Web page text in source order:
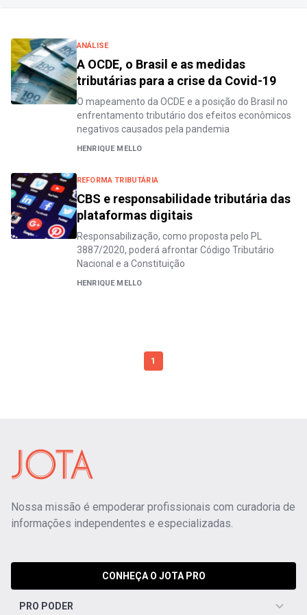
ANÁLISE
A OCDE, o Brasil e as medidas
tributárias para a crise da Covid-19
O mapeamento da OCDE e a posição do Brasil no
enfrentamento tributário dos efeitos econômicos
negativos causados pela pandemia
HENRIQUE MELLO
REFORMA TRIBUTÁRIA
CBS e responsabilidade tributária das
plataformas digitais
Responsabilização, como proposta pelo PL
3887/2020, poderá afrontar Código Tributário
Nacional e a Constituição
HENRIQUE MELLO
1
Nossa missão é empoderar profissionais com curadoria de
informações independentes e especializadas.
CONHEÇA O JOTA PRO
PRO PODER